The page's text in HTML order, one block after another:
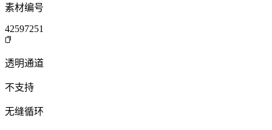
素材编号
42597251
透明通道
不支持
无缝循环